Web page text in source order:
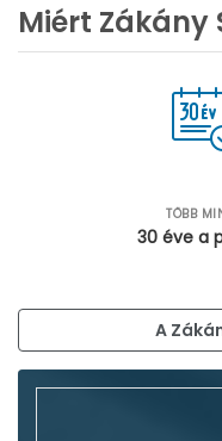
Miért Zákány
TÖBB
30 éve a
A